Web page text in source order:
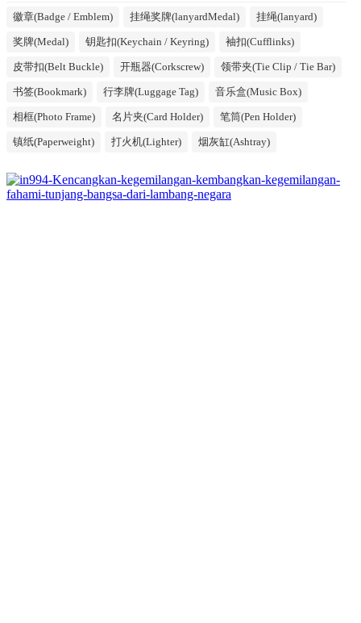
徽章(Badge / Emblem) 挂绳奖牌(lanyardMedal) 挂绳(lanyard)
奖牌(Medal) 钥匙扣(Keychain / Keyring) 袖扣(Cufflinks)
皮带扣(Belt Buckle) 开瓶器(Corkscrew) 领带夹(Tie Clip / Tie Bar)
书签(Bookmark) 行李牌(Luggage Tag) 音乐盒(Music Box)
相框(Photo Frame) 名片夹(Card Holder) 笔筒(Pen Holder)
镇纸(Paperweight) 打火机(Lighter) 烟灰缸(Ashtray)